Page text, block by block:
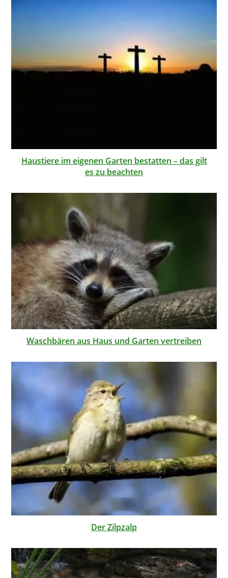
Haustiere im eigenen Garten bestatten – das gilt
es zu beachten
Waschbären aus Haus und Garten vertreiben
Der Zilpzalp